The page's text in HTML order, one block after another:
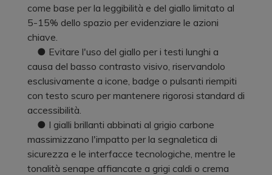
come base per la leggibilità e del giallo limitato al
5-15% dello spazio per evidenziare le azioni
chiave.
● Evitare l'uso del giallo per i testi lunghi a
causa del basso contrasto visivo, riservandolo
esclusivamente a icone, badge o pulsanti riempiti
con testo scuro per mantenere rigorosi standard di
accessibilità.
● I gialli brillanti abbinati al grigio carbone
massimizzano l'impatto per la segnaletica di
sicurezza e le interfacce tecnologiche, mentre le
tonalità senape affiancate a grigi caldi o crema